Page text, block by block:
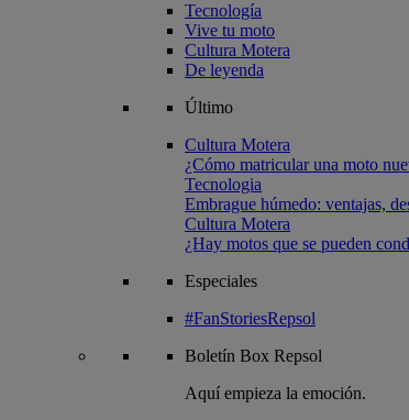
Tecnología
Vive tu moto
Cultura Motera
De leyenda
Último
Cultura Motera
¿Cómo matricular una moto
Tecnologia
Embrague húmedo: ventajas,
Cultura Motera
¿Hay motos que se pueden
Especiales
#FanStoriesRepsol
Boletín Box Repsol
Aquí empieza la emoción.